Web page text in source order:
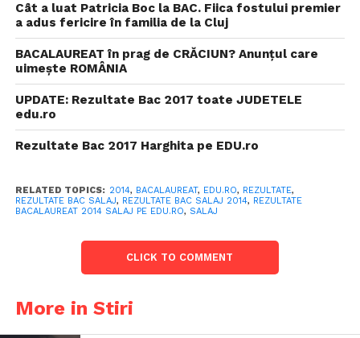
Cât a luat Patricia Boc la BAC. Fiica fostului premier
a adus fericire în familia de la Cluj
BACALAUREAT în prag de CRĂCIUN? Anunțul care
uimește ROMÂNIA
UPDATE: Rezultate Bac 2017 toate JUDETELE
edu.ro
Rezultate Bac 2017 Harghita pe EDU.ro
RELATED TOPICS: 2014, BACALAUREAT, EDU.RO, REZULTATE,
REZULTATE BAC SALAJ, REZULTATE BAC SALAJ 2014, REZULTATE
BACALAUREAT 2014 SALAJ PE EDU.RO, SALAJ
CLICK TO COMMENT
More in Stiri